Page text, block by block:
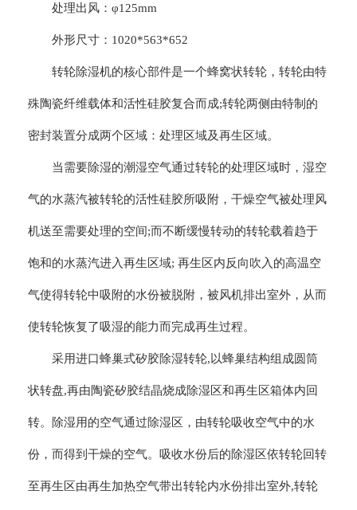
处理出风：φ125mm
外形尺寸：1020*563*652
转轮除湿机的核心部件是一个蜂窝状转轮，转轮由特
殊陶瓷纤维载体和活性硅胶复合而成;转轮两侧由特制的
密封装置分成两个区域：处理区域及再生区域。
当需要除湿的潮湿空气通过转轮的处理区域时，湿空
气的水蒸汽被转轮的活性硅胶所吸附，干燥空气被处理风
机送至需要处理的空间;而不断缓慢转动的转轮载着趋于
饱和的水蒸汽进入再生区域; 再生区内反向吹入的高温空
气使得转轮中吸附的水份被脱附，被风机排出室外，从而
使转轮恢复了吸湿的能力而完成再生过程。
采用进口蜂巢式矽胶除湿转轮,以蜂巢结构组成圆筒
状转盘,再由陶瓷矽胶结晶烧成除湿区和再生区箱体内回
转。除湿用的空气通过除湿区，由转轮吸收空气中的水
份，而得到干燥的空气。吸收水份后的除湿区依转轮回转
至再生区由再生加热空气带出转轮内水份排出室外,转轮